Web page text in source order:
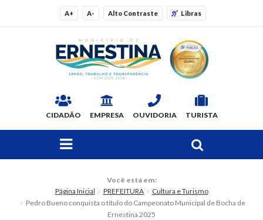
A+ A- Alto Contraste Libras
CIDADÃO EMPRESA OUVIDORIA TURISTA
Dados Gerais
Você está em:
Página Inicial
PREFEITURA
Cultura e Turismo
Pedro Bueno conquista o título do Campeonato Municipal de Bocha de
Ernestina 2025